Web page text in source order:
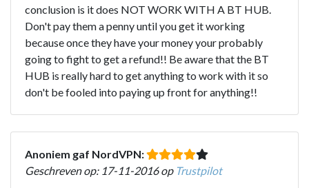
conclusion is it does NOT WORK WITH A BT HUB.
Don't pay them a penny until you get it working
because once they have your money your probably
going to fight to get a refund!! Be aware that the BT
HUB is really hard to get anything to work with it so
don't be fooled into paying up front for anything!!
Anoniem gaf NordVPN:
Geschreven op: 17-11-2016 op Trustpilot